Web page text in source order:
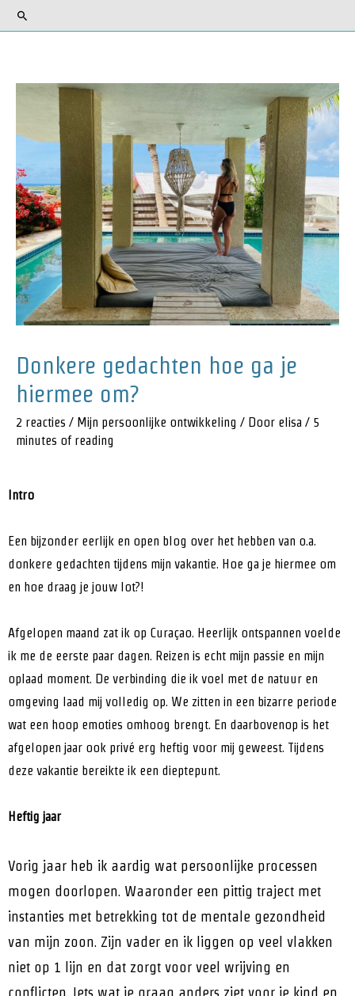
Donkere gedachten hoe ga je
hiermee om?
2 reacties / Mijn persoonlijke ontwikkeling / Door elisa / 5
minutes of reading
Intro
Een bijzonder eerlijk en open blog over het hebben van o.a.
donkere gedachten tijdens mijn vakantie. Hoe ga je hiermee om
en hoe draag je jouw lot?!
Afgelopen maand zat ik op Curaçao. Heerlijk ontspannen voelde
ik me de eerste paar dagen. Reizen is echt mijn passie en mijn
oplaad moment. De verbinding die ik voel met de natuur en
omgeving laad mij volledig op. We zitten in een bizarre periode
wat een hoop emoties omhoog brengt. En daarbovenop is het
afgelopen jaar ook privé erg heftig voor mij geweest. Tijdens
deze vakantie bereikte ik een dieptepunt.
Heftig jaar
Vorig jaar heb ik aardig wat persoonlijke processen
mogen doorlopen. Waaronder een pittig traject met
instanties met betrekking tot de mentale gezondheid
van mijn zoon. Zijn vader en ik liggen op veel vlakken
niet op 1 lijn en dat zorgt voor veel wrijving en
conflicten. Iets wat je graag anders ziet voor je kind en